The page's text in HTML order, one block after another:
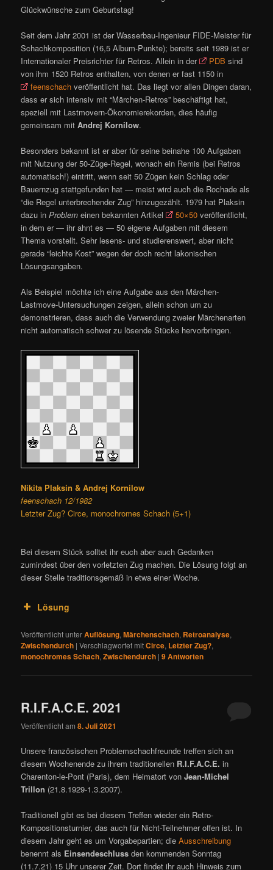
Glückwünsche zum Geburtstag!
Seit dem Jahr 2001 ist der Wasserbau-Ingenieur FIDE-Meister für
Schachkomposition (16,5 Album-Punkte); bereits seit 1989 ist er
Internationaler Preisrichter für Retros. Allein in der
PDB sind
von ihm 1520 Retros enthalten, von denen er fast 1150 in
feenschach veröffentlicht hat. Das liegt vor allen Dingen daran,
dass er sich intensiv mit “Märchen-Retros” beschäftigt hat,
speziell mit Lastmovern-Ökonomierekorden, dies häufig
gemeinsam mitAndrej Kornilow.
Besonders bekannt ist er aber für seine beinahe 100 Aufgaben
mit Nutzung der 50-Züge-Regel, wonach ein Remis (bei Retros
automatisch!) eintritt, wenn seit 50 Zügen kein Schlag oder
Bauernzug stattgefunden hat — meist wird auch die Rochade als
“die Regel unterbrechender Zug” hinzugezählt. 1979 hat Plaksin
dazu inProblem einen bekannten Artikel 50×50 veröffentlicht,
in dem er — ihr ahnt es — 50 eigene Aufgaben mit diesem
Thema vorstellt. Sehr lesens- und studierenswert, aber nicht
gerade “leichte Kost” wegen der doch recht lakonischen
Lösungsangaben.
Als Beispiel möchte ich eine Aufgabe aus den Märchen-
Lastmove-Untersuchungen zeigen, allein schon um zu
demonstrieren, dass auch die Verwendung zweier Märchenarten
nicht automatisch schwer zu lösende Stücke hervorbringen.
Nikita Plaksin & Andrej Kornilow
feenschach 12/1982
Letzter Zug? Circe, monochromes Schach (5+1)
Bei diesem Stück solltet ihr euch aber auch Gedanken
zumindest über den vorletzten Zug machen. Die Lösung folgt an
dieser Stelle traditionsgemäß in etwa einer Woche.
Lösung
Veröffentlicht unterAuflösung,Märchenschach, Retroanalyse,
Zwischendurch |Verschlagwortet mitCirce, Letzter Zug?,
monochromes Schach,Zwischendurch |9Antworten
R.I.F.A.C.E. 2021
Veröffentlicht am8. Juli 2021
Unsere französischen Problemschachfreunde treffen sich an
diesem Wochenende zu ihrem traditionellen R.I.F.A.C.E. in
Charenton-le-Pont (Paris), dem Heimatort vonJean-Michel
Trillon (21.8.1929-1.3.2007).
Traditionell gibt es bei diesem Treffen wieder ein Retro-
Kompositionsturnier, das auch für Nicht-Teilnehmer offen ist. In
diesem Jahr geht es um Vorgabepartien; dieAusschreibung
benennt als Einsendeschluss den kommenden Sonntag
(11.7.21) 15 Uhr unserer Zeit. Dort findet ihr auch Hinweis zum